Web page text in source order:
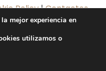
Policy|Contactos
Foundation |
by
mejor experiencia en
utilizamos o
el banner de cookies RGPD